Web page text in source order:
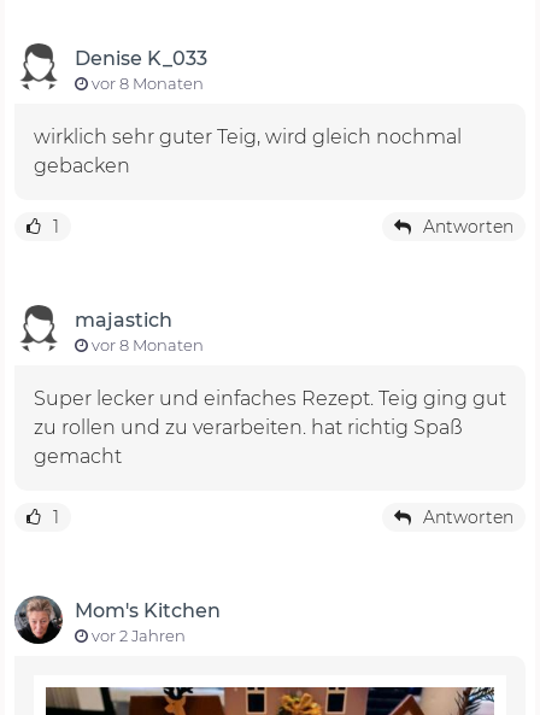
Denise K_033
vor 8 Monaten
wirklich sehr guter Teig, wird gleich nochmal
gebacken
1 Antworten
majastich
vor 8 Monaten
Super lecker und einfaches Rezept. Teig ging gut
zu rollen und zu verarbeiten. hat richtig Spaß
gemacht
1 Antworten
Mom's Kitchen
vor 2 Jahren